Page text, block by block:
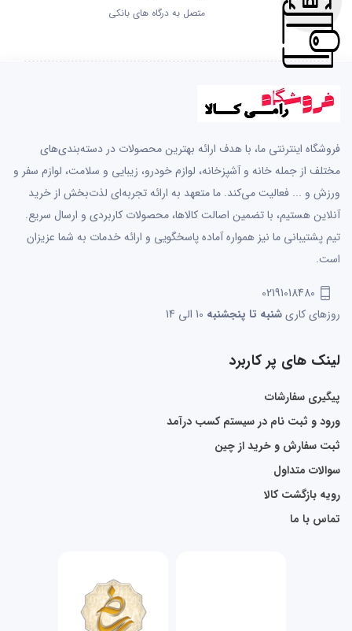
متصل به درگاه های بانکی
فروشگاه اینترنتی ما، با هدف ارائه بهترین محصولات در دسته‌بندی‌های
مختلف از جمله خانه و آشپزخانه، لوازم خودرو، زیبایی و سلامت، لوازم سفر و
ورزش و ... فعالیت می‌کند. ما متعهد به ارائه تجربه‌ای لذت‌بخش از خرید
آنلاین هستیم، با تضمین اصالت کالاها، محصولات کاربردی و ارسال سریع.
تیم پشتیبانی ما نیز همواره آماده پاسخگویی و ارائه خدمات به شما عزیزان
است.
02191018480
روزهای کاریشنبه تا پنجشنبه
لینک های پر کاربرد
پیگیری سفارشات
ورود و ثبت نام در سیستم کسب درآمد
ثبت سفارش و خرید از چین
سوالات متداول
رویه بازگشت کالا
تماس با ما